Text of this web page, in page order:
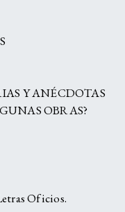
Y ANÉCDOTAS
OBRAS?
Oficios.